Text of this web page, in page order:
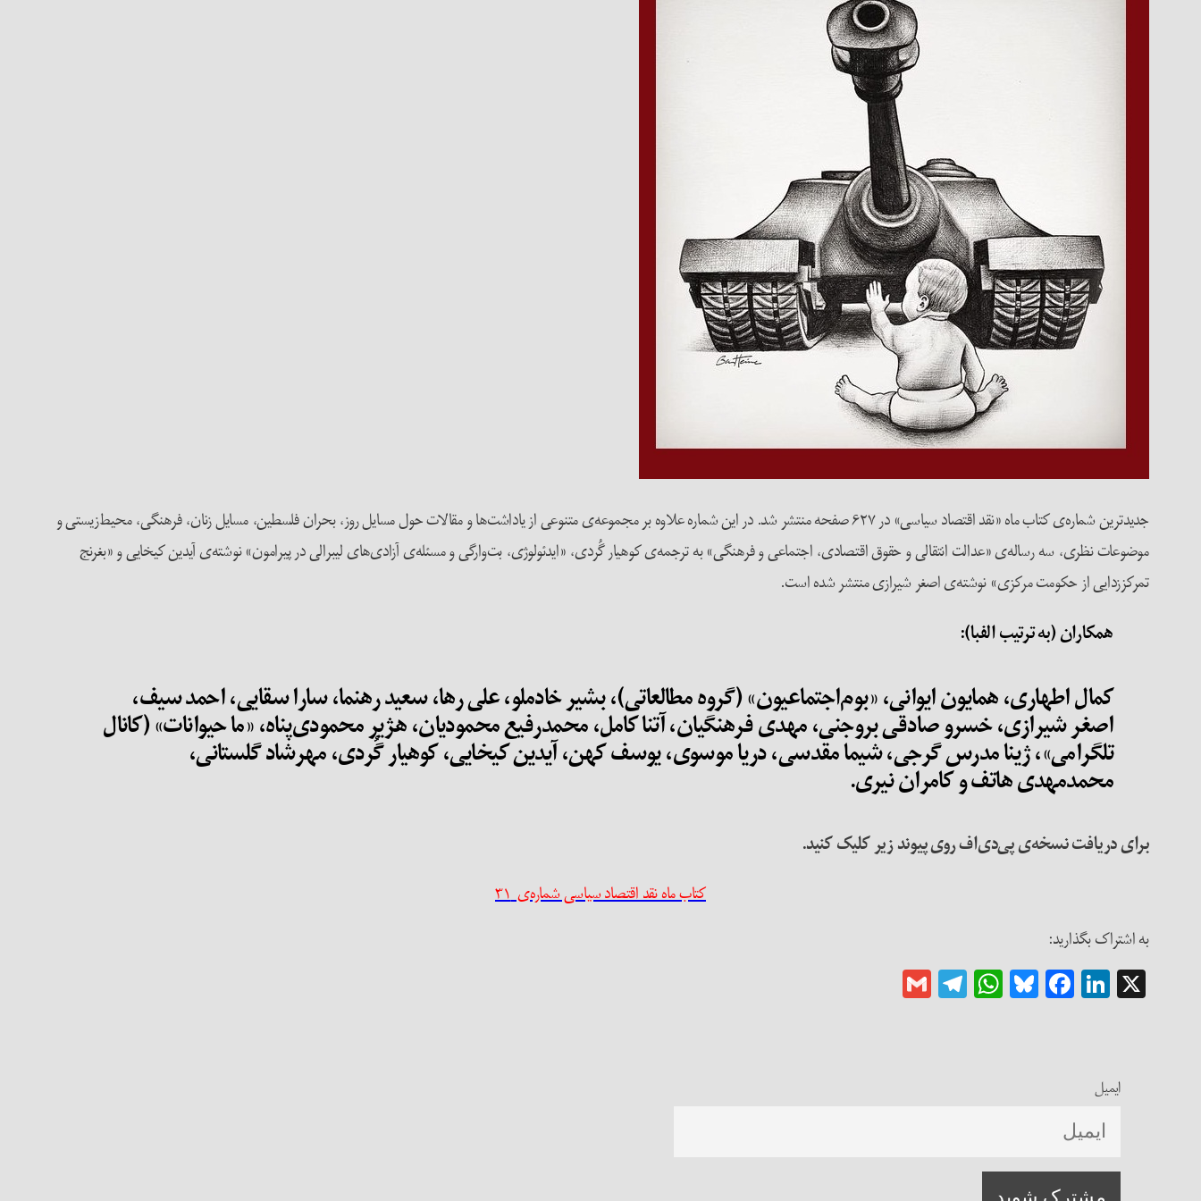
جدیدترین شماره‌ی کتاب ماه «نقد اقتصاد سیاسی» در ۶۲۷ صفحه منتشر شد. در این شماره علاوه بر مجموعه‌ی متنوعی از یاداشت‌ها و مقالات حول مسایل روز، بحران فلسطین، مسایل زنان، فرهنگی، محیط‌زیستی و
موضوعات نظری، سه رساله‌ی «عدالت انتقالی و حقوق اقتصادی، اجتماعی و فرهنگی» به ترجمه‌ی کوهیار گُردی، «ایدئولوژی، بت‌وارگی و مسئله‌ی آزادی‌های لیبرالی در پیرامون» نوشته‌ی آیدین کیخایی و «بغرنج
تمرکززدایی از حکومت مرکزی» نوشته‌ی اصغر شیرازی منتشر شده است.
همکاران (به ترتیب الفبا):
کمال اطهاری، همایون ایوانی، «بوم‌اجتماعیون» (گروه مطالعاتی)، بشیر خادملو، علی رها، سعید رهنما، سارا سقایی، احمد سیف،
اصغر شیرازی، خسرو صادقی بروجنی، مهدی فرهنگیان، آتنا کامل، محمدرفیع محمودیان، هژیر محمودی‌پناه، «ما حیوانات» (کانال
تلگرامی»، ژینا مدرس گرجی، شیما مقدسی، دریا موسوی، یوسف کهن، آیدین کیخایی، کوهیار گُردی، مهرشاد گلستانی،
محمدمهدی هاتف و کامران نیری.
برای دریافت نسخه‌ی پی‌دی‌اف روی پیوند زیر کلیک کنید.
کتاب ماه نقد اقتصاد سیاسی شماره‌ی ۳۱
به اشتراک بگذارید:
X
LinkedIn
Facebook
Bluesky
WhatsApp
Telegram
ایمیل